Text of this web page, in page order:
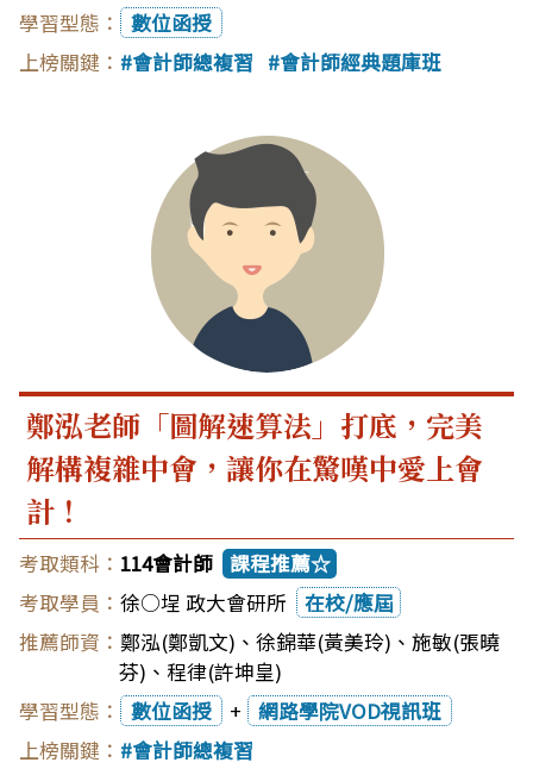
數位函授
會計師總複習
會計師經典題庫班
鄭泓老師「圖解速算法」打底，完美
解構複雜中會，讓你在驚嘆中愛上會
計！
114會計師 課程推薦☆
徐○埕 政大會研所
在校/應屆
鄭泓(鄭凱文) 、 徐錦華(黃美玲) 、 施敏(張曉
芬) 、 程律(許坤皇)
數位函授
+
網路學院VOD視訊班
會計師總複習